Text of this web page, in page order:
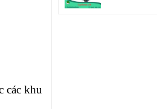
các khu